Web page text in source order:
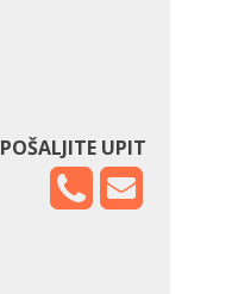
POŠALJITE UPIT